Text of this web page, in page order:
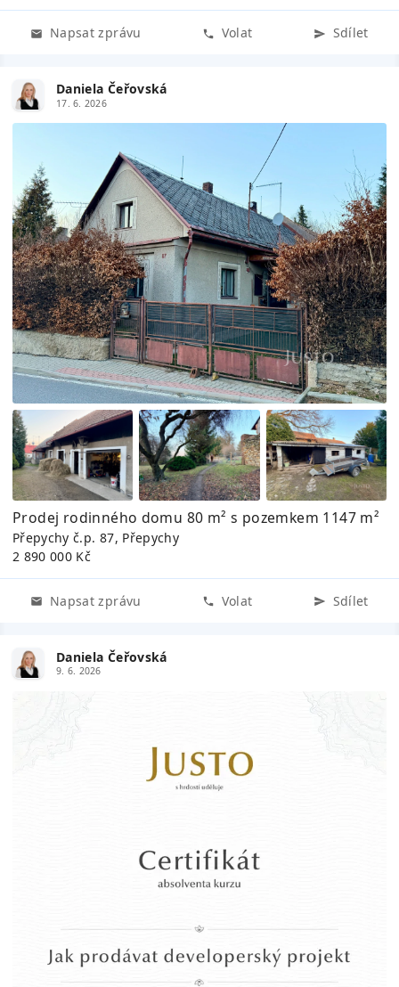
Napsat zprávu Volat Sdílet
Daniela Čeřovská
17. 6. 2026
Prodej rodinného domu 80 m² s pozemkem 1147 m²
Přepychy č.p. 87, Přepychy
2 890 000 Kč
Napsat zprávu Volat Sdílet
Daniela Čeřovská
9. 6. 2026